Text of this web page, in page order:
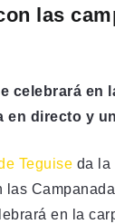
las
celebrará en
en directo y
Teguise da la
las
en la